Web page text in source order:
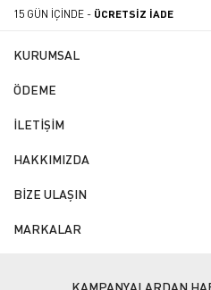
15 GÜN İÇİNDE - ÜCRETSİZ İADE
KURUMSAL
ÖDEME
İLETİŞİM
HAKKIMIZDA
BİZE ULAŞIN
MARKALAR
KAMPANYALARDAN